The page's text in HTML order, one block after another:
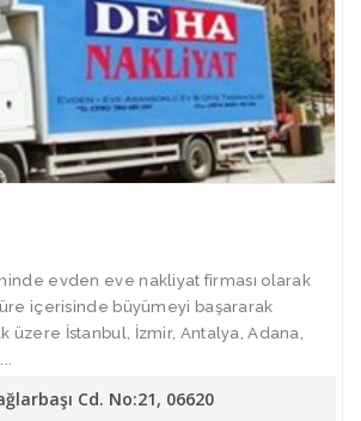
evden eve nakliyat firması olarak
içerisinde büyümeyi başararak
üzere İstanbul, İzmir, Antalya, Adana,
Cd. No:21, 06620